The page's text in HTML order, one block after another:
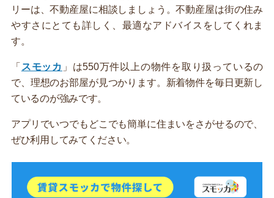
リーは、不動産屋に相談しましょう。不動産屋は街の住み
やすさにとても詳しく、最適なアドバイスをしてくれま
す。
「 スモッカ 」は550万件以上の物件を取り扱っているの
で、理想のお部屋が見つかります。新着物件を毎日更新し
ているのが強みです。
アプリでいつでもどこでも簡単に住まいをさがせるので、
ぜひ利用してみてください。